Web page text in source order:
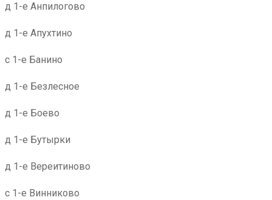
д 1-е Анпилогово
д 1-е Апухтино
с 1-е Банино
д 1-е Безлесное
д 1-е Боево
д 1-е Бутырки
д 1-е Вереитиново
с 1-е Винниково